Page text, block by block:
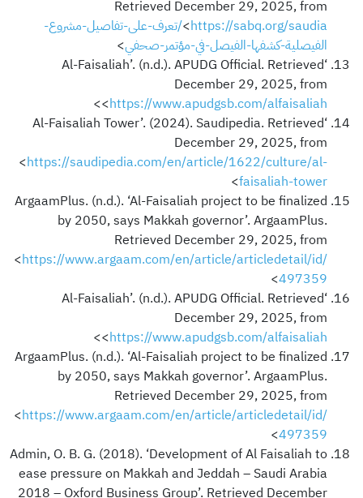
Retrieved December 29, 2025, from
<https://sabq.org/saudia/تعرف-على-تفاصيل-مشروع-
الفيصلية-كشفها-الفيصل-في-مؤتمر-صحفي>
‘Al-Faisaliah’. (n.d.). APUDG Official. Retrieved
December 29, 2025, from
<https://www.apudgsb.com/alfaisaliah
>
‘Al-Faisaliah Tower’. (2024). Saudipedia. Retrieved
December 29, 2025, from
<https://saudipedia.com/en/article/1622/culture/al-
faisaliah-tower
>
ArgaamPlus. (n.d.). ‘Al-Faisaliah project to be finalized
by 2050, says Makkah governor’. ArgaamPlus.
Retrieved December 29, 2025, from
<https://www.argaam.com/en/article/articledetail/id/
497359
>
‘Al-Faisaliah’. (n.d.). APUDG Official. Retrieved
December 29, 2025, from
<https://www.apudgsb.com/alfaisaliah
>
ArgaamPlus. (n.d.). ‘Al-Faisaliah project to be finalized
by 2050, says Makkah governor’. ArgaamPlus.
Retrieved December 29, 2025, from
<https://www.argaam.com/en/article/articledetail/id/
497359
>
Admin, O. B. G. (2018). ‘Development of Al Faisaliah to
ease pressure on Makkah and Jeddah – Saudi Arabia
2018 – Oxford Business Group’. Retrieved December